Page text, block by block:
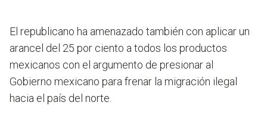
El republicano ha amenazado también con aplicar un
arancel del 25 por ciento a todos los productos
mexicanos con el argumento de presionar al
Gobierno mexicano para frenar la migración ilegal
hacia el país del norte.